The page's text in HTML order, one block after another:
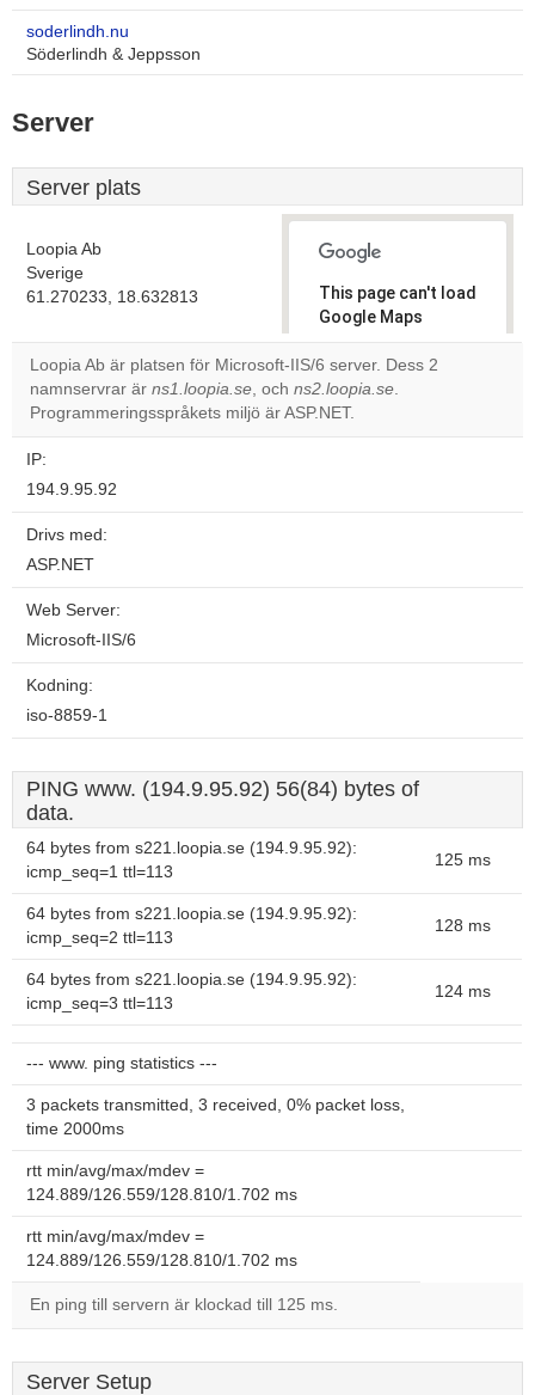
soderlindh.nu
Söderlindh & Jeppsson
Server
Server plats
Loopia Ab
Sverige
61.270233, 18.632813
This page can't load
Google Maps
correctly.
Do you
own this
Loopia Ab är platsen för Microsoft-IIS/6 server. Dess 2
namnservrar är ns1.loopia.se, och ns2.loopia.se.
Programmeringsspråkets miljö är ASP.NET.
IP:
194.9.95.92
Drivs med:
ASP.NET
Web Server:
Microsoft-IIS/6
Kodning:
iso-8859-1
PING www. (194.9.95.92) 56(84) bytes of
data.
64 bytes from s221.loopia.se (194.9.95.92):
icmp_seq=1 ttl=113
125 ms
64 bytes from s221.loopia.se (194.9.95.92):
icmp_seq=2 ttl=113
128 ms
64 bytes from s221.loopia.se (194.9.95.92):
icmp_seq=3 ttl=113
124 ms
--- www. ping statistics ---
3 packets transmitted, 3 received, 0% packet loss,
time 2000ms
rtt min/avg/max/mdev =
124.889/126.559/128.810/1.702 ms
rtt min/avg/max/mdev =
124.889/126.559/128.810/1.702 ms
En ping till servern är klockad till 125 ms.
Server Setup